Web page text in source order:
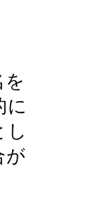
を
に
し
が